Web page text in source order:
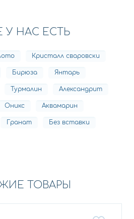
У НАС ЕСТЬ
Кристалл сваровски
Бирюза Янтарь
Турмалин Александрит
Оникс Аквамарин
Гранат Без вставки
ТОВАРЫ